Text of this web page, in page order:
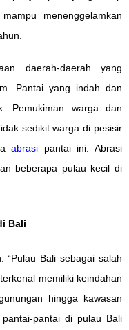
menenggelamkan
daerah-daerah yang
Pantai yang indah dan
Pemukiman warga dan
sedikit warga di pesisir
abrasi pantai ini. Abrasi
beberapa pulau kecil di
Bali
“Pulau Bali sebagai salah
memiliki keindahan
hingga kawasan
pantai di pulau Bali